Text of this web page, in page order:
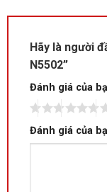
Hãy là người
N5502”
Đánh giá của
Đánh giá của